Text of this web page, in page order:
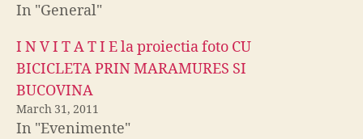
In "General"
I N V I T A T I E la proiectia foto CU
BICICLETA PRIN MARAMURES SI
BUCOVINA
March 31, 2011
In "Evenimente"